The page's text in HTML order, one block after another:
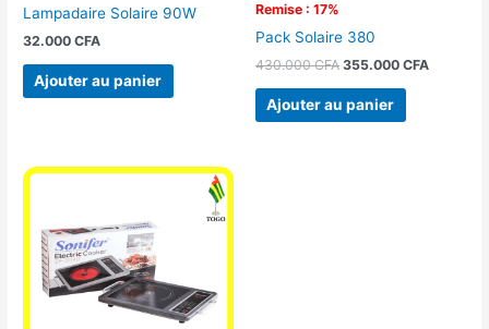
Lampadaire Solaire 90W
32.000CFA
Ajouter au panier
Remise : 17%
Pack Solaire 380
430.000CFA 355.000 CFA
Ajouter au panier